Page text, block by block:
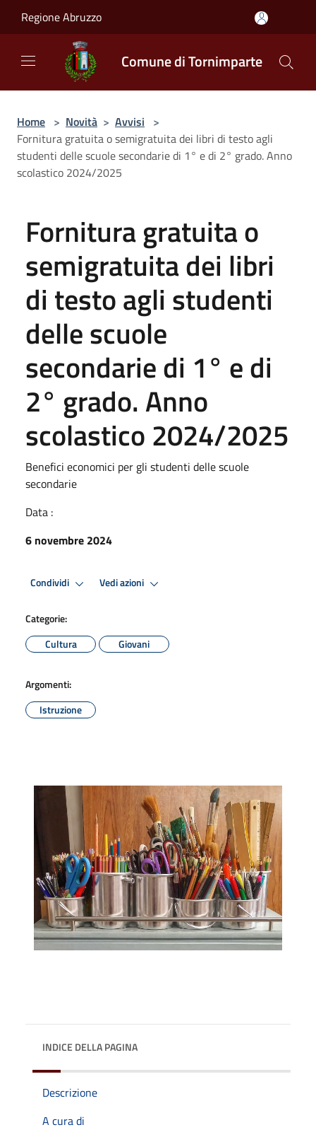
Regione Abruzzo
Comune di Tornimparte
Home > Novità > Avvisi >
Fornitura gratuita o semigratuita dei libri di testo agli
studenti delle scuole secondarie di 1° e di 2° grado. Anno
scolastico 2024/2025
Fornitura gratuita o
semigratuita dei libri
di testo agli studenti
delle scuole
secondarie di 1° e di
2° grado. Anno
scolastico 2024/2025
Benefici economici per gli studenti delle scuole
secondarie
Data :
6 novembre 2024
Condividi Vedi azioni
Categorie:
Cultura
Giovani
Argomenti:
Istruzione
INDICE DELLA PAGINA
Descrizione
A cura di